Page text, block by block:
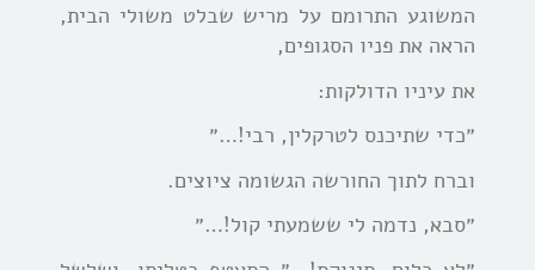
המשוגע התרומם על מריש שבלט משולי הבית,
הראה את פניו הסגופים,
את עיניו הדולקות:
״כדי שתיכנס לטרקלין, רבי!…״
וברח לתוך החורשה הגשומה ציוצים.
״סבא, נדמה לי ששמעתי קול!…״